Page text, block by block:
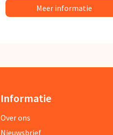
Meer informatie
Informatie
Over ons
Nieuwsbrief